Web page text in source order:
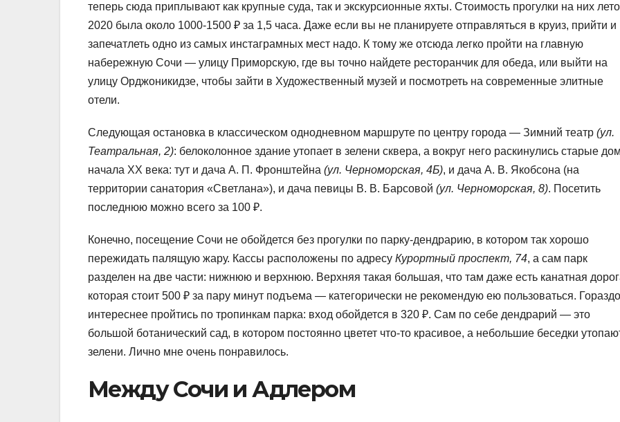
теперь сюда приплывают как крупные суда, так и экскурсионные яхты. Стоимость прогулки на них
2020 была около 1000-1500 ₽ за 1,5 часа. Даже если вы не планируете отправляться в круиз, прийти и
запечатлеть одно из самых инстаграмных мест надо. К тому же отсюда легко пройти на главную
набережную Сочи — улицу Приморскую, где вы точно найдете ресторанчик для обеда, или выйти на
улицу Орджоникидзе, чтобы зайти в Художественный музей и посмотреть на современные элитные
отели.
Следующая остановка в классическом однодневном маршруте по центру города — Зимний театр (ул.
Театральная, 2): белоколонное здание утопает в зелени сквера, а вокруг него раскинулись старые
начала XX века: тут и дача А. П. Фронштейна (ул. Черноморская, 4Б), и дача А. В. Якобсона (на
территории санатория «Светлана»), и дача певицы В. В. Барсовой (ул. Черноморская, 8). Посетить
последнюю можно всего за 100 ₽.
Конечно, посещение Сочи не обойдется без прогулки по парку-дендрарию, в котором так хорошо
пережидать палящую жару. Кассы расположены по адресу Курортный проспект, 74, а сам парк
разделен на две части: нижнюю и верхнюю. Верхняя такая большая, что там даже есть канатная
которая стоит 500 ₽ за пару минут подъема — категорически не рекомендую ею пользоваться. Гораздо
интереснее пройтись по тропинкам парка: вход обойдется в 320 ₽. Сам по себе дендрарий — это
большой ботанический сад, в котором постоянно цветет что-то красивое, а небольшие беседки
зелени. Лично мне очень понравилось.
Между Сочи и Адлером